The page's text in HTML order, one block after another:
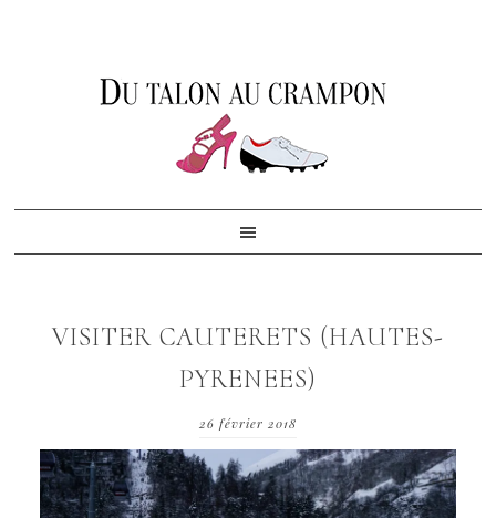
VISITER CAUTERETS (HAUTES-
PYRENEES)
26 février 2018